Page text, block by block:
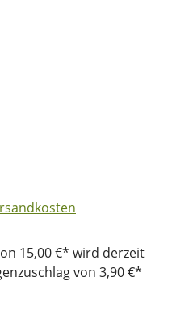
15,00 €* wird derzeit
von 3,90 €*